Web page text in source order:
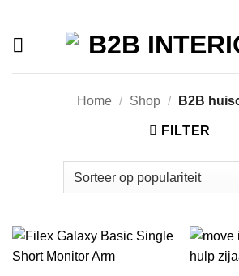
inhoud
Home / Shop / B2B
FILTER